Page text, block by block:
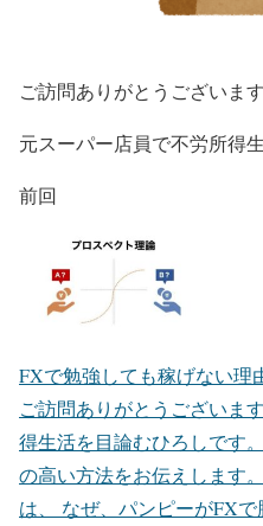
ご訪問ありがとうございます
元スーパー店員で不労所得
前回
FXで勉強しても稼げない理
ご訪問ありがとうございま
得生活を目論むひろしです
の高い方法をお伝えします
は、 なぜ、パンピーがFXで